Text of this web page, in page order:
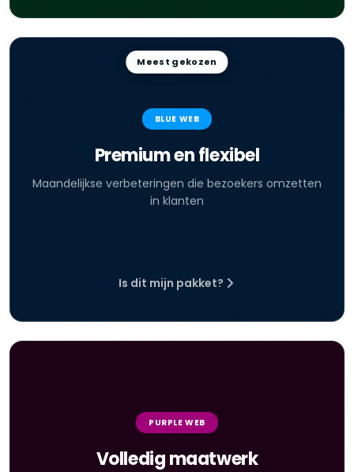
Meest gekozen
BLUE WEB
Premium en flexibel
Maandelijkse verbeteringen die bezoekers omzetten
in klanten
Is dit mijn pakket?
PURPLE WEB
Volledig maatwerk